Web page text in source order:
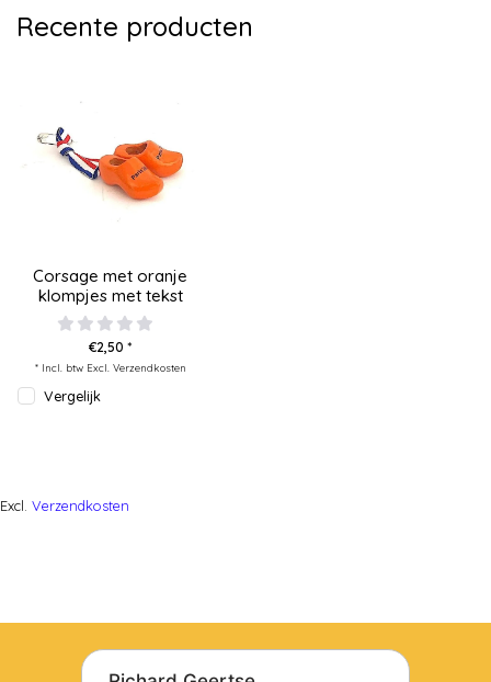
Recente producten
Corsage met oranje
klompjes met tekst
€2,50 *
* Incl. btw Excl. Verzendkosten
Vergelijk
Excl. Verzendkosten